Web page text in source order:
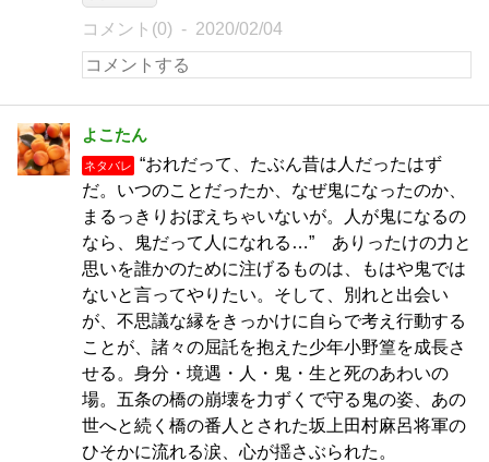
コメント(0) 2020/02/04
よこたん
ネタバレ
“おれだって、たぶん昔は人だったはず
だ。いつのことだったか、なぜ鬼になったのか、
まるっきりおぼえちゃいないが。人が鬼になるの
なら、鬼だって人になれる…” ありったけの力と
思いを誰かのために注げるものは、もはや鬼では
ないと言ってやりたい。そして、別れと出会い
が、不思議な縁をきっかけに自らで考え行動する
ことが、諸々の屈託を抱えた少年小野篁を成長さ
せる。身分・境遇・人・鬼・生と死のあわいの
場。五条の橋の崩壊を力ずくで守る鬼の姿、あの
世へと続く橋の番人とされた坂上田村麻呂将軍の
ひそかに流れる涙、心が揺さぶられた。